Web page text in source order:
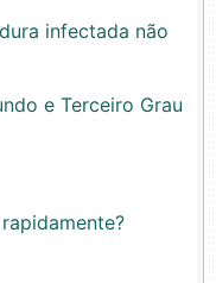
infectada não
e Terceiro Grau